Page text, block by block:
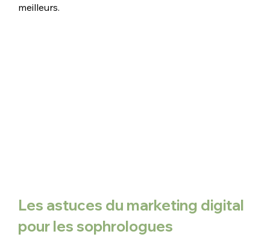
meilleurs.
Les astuces du marketing digital
pour les sophrologues